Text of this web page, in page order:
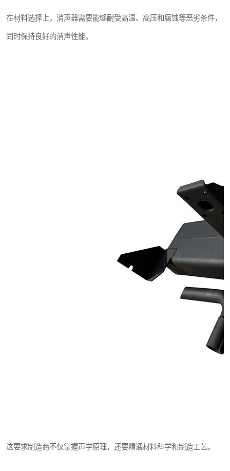
在材料选择上，消声器需要能够耐受高温、高压和腐蚀等恶劣条件，
同时保持良好的消声性能。
这要求制造商不仅掌握声学原理，还要精通材料科学和制造工艺。